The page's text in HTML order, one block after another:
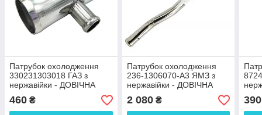
Патрубок охолодження
330231303018 ГАЗ з
нержавійки - ДОВІЧНА
460 ₴
Патрубок охолодження
236-1306070-А3 ЯМЗ з
нержавійки - ДОВІЧНА
2 080₴ 390